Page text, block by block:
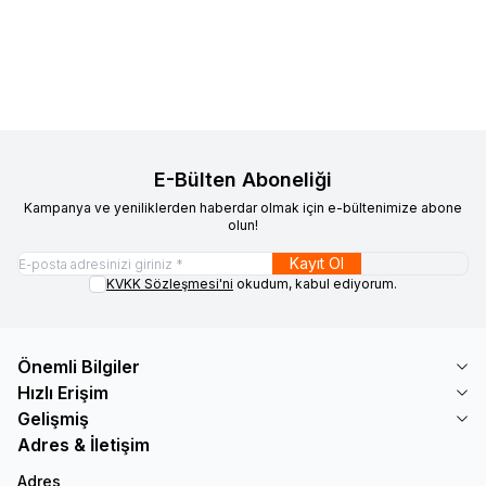
E-Bülten Aboneliği
Kampanya ve yeniliklerden haberdar olmak için e-bültenimize abone
olun!
Kayıt Ol
KVKK Sözleşmesi'ni okudum, kabul ediyorum.
Önemli Bilgiler
Hızlı Erişim
Gelişmiş
Adres & İletişim
Adres